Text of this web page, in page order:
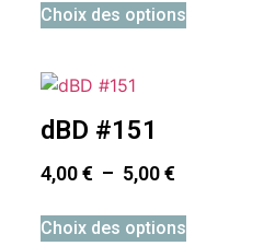
Choix des options
dBD #151
4,00€ – 5,00€
Choix des options